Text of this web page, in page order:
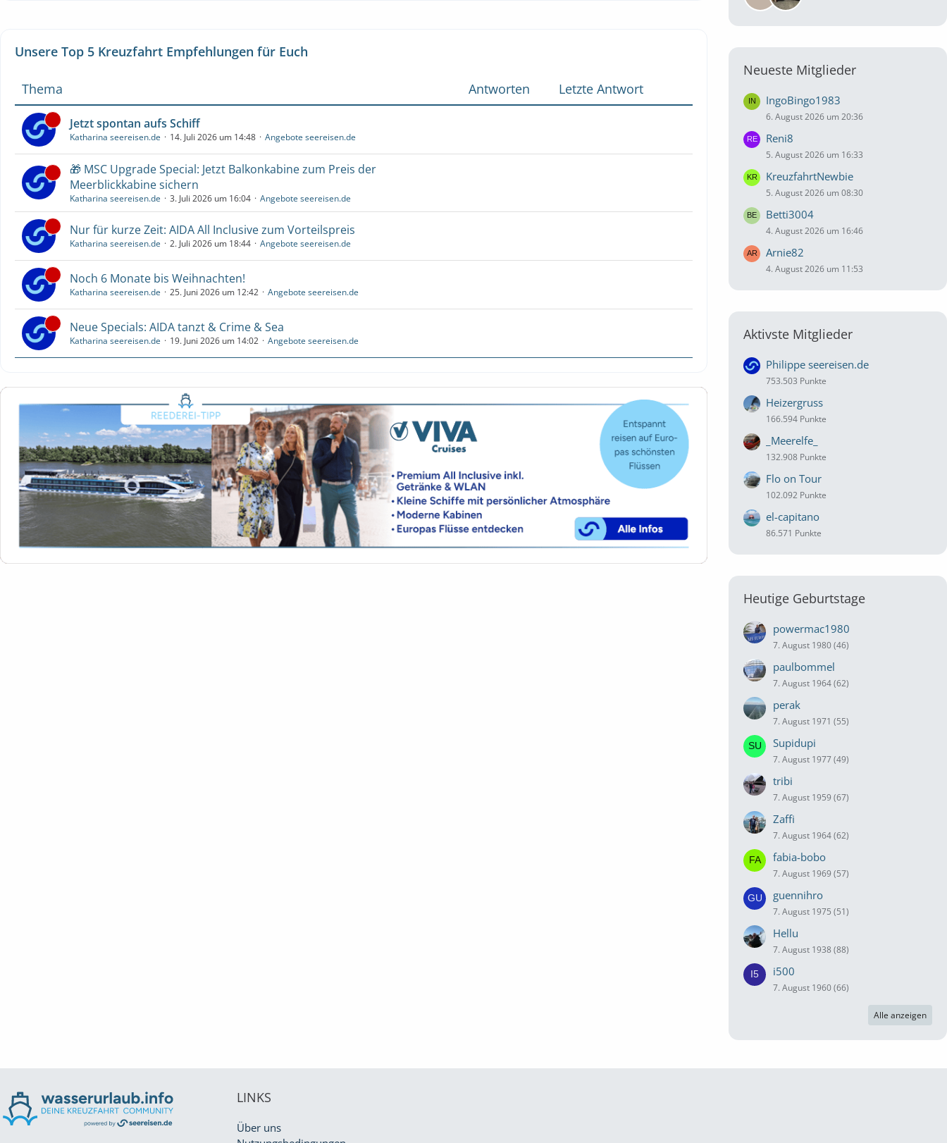
Unsere Top 5 Kreuzfahrt Empfehlungen für Euch
Thema Antworten Letzte Antwort
Jetzt spontan aufs Schiff
Katharina seereisen.de 14. Juli 2026 um 14:48 Angebote seereisen.de
🎁 MSC Upgrade Special: Jetzt Balkonkabine zum Preis der
Meerblickkabine sichern
Katharina seereisen.de 3. Juli 2026 um 16:04 Angebote seereisen.de
Nur für kurze Zeit: AIDA All Inclusive zum Vorteilspreis
Katharina seereisen.de 2. Juli 2026 um 18:44 Angebote seereisen.de
Noch 6 Monate bis Weihnachten!
Katharina seereisen.de 25. Juni 2026 um 12:42 Angebote seereisen.de
Neue Specials: AIDA tanzt & Crime & Sea
Katharina seereisen.de 19. Juni 2026 um 14:02 Angebote seereisen.de
Neueste Mitglieder
IngoBingo1983
6. August 2026 um 20:36
Reni8
5. August 2026 um 16:33
KreuzfahrtNewbie
5. August 2026 um 08:30
Betti3004
4. August 2026 um 16:46
Arnie82
4. August 2026 um 11:53
Aktivste Mitglieder
Philippe seereisen.de
753.503 Punkte
Heizergruss
166.594 Punkte
_Meerelfe_
132.908 Punkte
Flo on Tour
102.092 Punkte
el-capitano
86.571 Punkte
Heutige Geburtstage
powermac1980
7. August 1980 (46)
paulbommel
7. August 1964 (62)
perak
7. August 1971 (55)
Supidupi
7. August 1977 (49)
tribi
7. August 1959 (67)
Zaffi
7. August 1964 (62)
fabia-bobo
7. August 1969 (57)
guennihro
7. August 1975 (51)
Hellu
7. August 1938 (88)
i500
7. August 1960 (66)
Alle anzeigen
LINKS
Über uns